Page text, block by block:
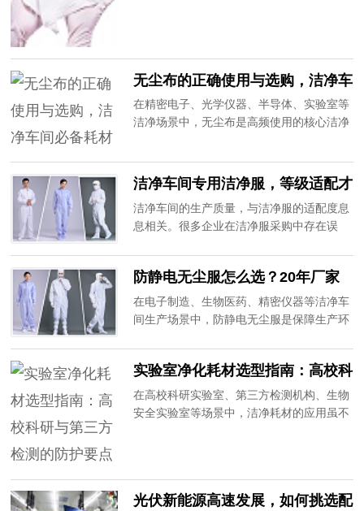
纸易掉屑、易破损、含有杂质，会造成精密
产品污染、设备故障，直接影响生产效率和
产品质量。20年专注无尘洁净用品生产，为
大家分享高性价比无尘纸选购技巧。
无尘布的正确使用与选购，洁净车
间必备耗材
在精密电子、光学仪器、半导体、实验室等
洁净场景中，无尘布是高频使用的核心洁净
响产品良率和车间洁净度，劣质无尘布掉
毛、掉屑、残留纤维、擦拭不干净，极易造
成精密元器件划伤、污染，给企业带来巨大
损失。20年专注无尘洁净耗材生产，带大家
洁净车间专用洁净服，等级适配才
是关键
洁净车间的生产质量，与洁净服的适配度息
息相关。很多企业在洁净服采购中存在误
致车间洁净度不达标、产品合格率下降，甚
至无法通过环评审核。作为20年专注无尘洁
净用品的生产厂家，深耕洁净车间防护领
净服。
防静电无尘服怎么选？20年厂家
教你避坑
在电子制造、生物医药、精密仪器等洁净车
间生产场景中，防静电无尘服是保障生产环
艺、适配性等关键要点，导致服装防尘差、
防静电失效、不耐清洗，不仅增加采购成
本，还容易引发产品报废、车间污染等问
实验室净化耗材选型指南：高校科
研与第三方检测的防护要点
在高校科研实验室、第三方检测机构、生物
安全实验室等场景中，洁净耗材的应用虽不
安全。实验室场景对洁净服、无尘布、手套
等耗材的需求，有着独特的要求组合。
光伏新能源高速发展，如何挑选配